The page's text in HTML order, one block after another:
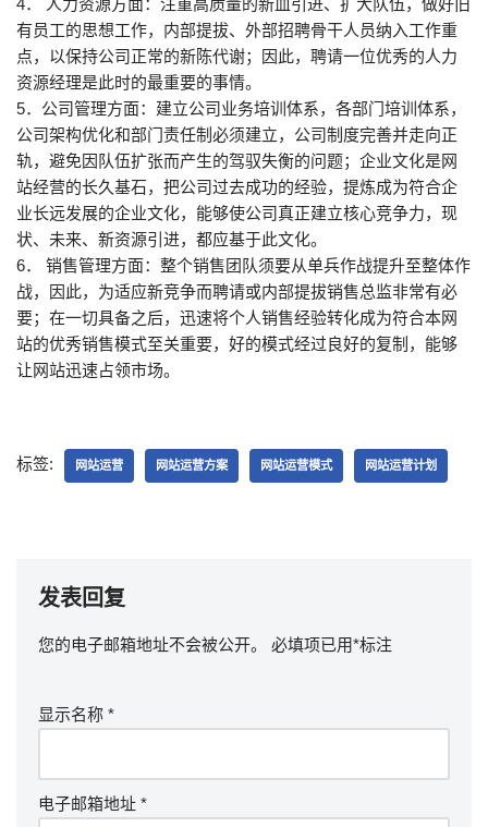
4． 人力资源方面：注重高质量的新血引进、扩大队伍，做好旧
有员工的思想工作，内部提拔、外部招聘骨干人员纳入工作重
点，以保持公司正常的新陈代谢；因此，聘请一位优秀的人力
资源经理是此时的最重要的事情。
5．公司管理方面：建立公司业务培训体系，各部门培训体系，
公司架构优化和部门责任制必须建立，公司制度完善并走向正
轨，避免因队伍扩张而产生的驾驭失衡的问题；企业文化是网
站经营的长久基石，把公司过去成功的经验，提炼成为符合企
业长远发展的企业文化，能够使公司真正建立核心竞争力，现
状、未来、新资源引进，都应基于此文化。
6． 销售管理方面：整个销售团队须要从单兵作战提升至整体作
战，因此，为适应新竞争而聘请或内部提拔销售总监非常有必
要；在一切具备之后，迅速将个人销售经验转化成为符合本网
站的优秀销售模式至关重要，好的模式经过良好的复制，能够
让网站迅速占领市场。
标签: 网站运营 网站运营方案 网站运营模式 网站运营计划
发表回复
您的电子邮箱地址不会被公开。 必填项已用*标注
显示名称 *
电子邮箱地址 *